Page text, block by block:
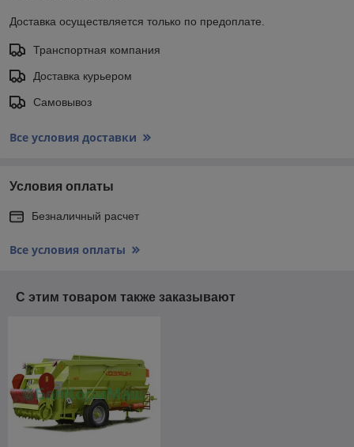
Доставка осуществляется только по предоплате.
Транспортная компания
Доставка курьером
Самовывоз
Все условия доставки
Условия оплаты
Безналичный расчет
Все условия оплаты
С этим товаром также заказывают